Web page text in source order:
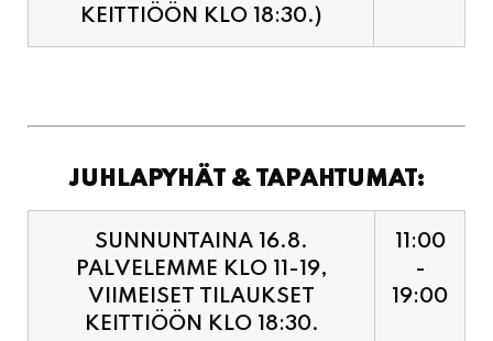
KEITTIÖÖN KLO 18:30.)
JUHLAPYHÄT & TAPAHTUMAT:
SUNNUNTAINA 16.8.
PALVELEMME KLO 11-19,
VIIMEISET TILAUKSET
KEITTIÖÖN KLO 18:30.
11:00
-
19:00